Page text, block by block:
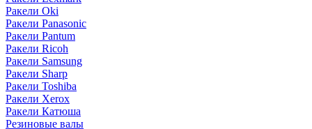
Ракели Oki
Ракели Panasonic
Ракели Pantum
Ракели Ricoh
Ракели Samsung
Ракели Sharp
Ракели Toshiba
Ракели Xerox
Ракели Катюша
Резиновые валы